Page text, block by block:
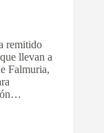
remitido
llevan a
Falmuria,